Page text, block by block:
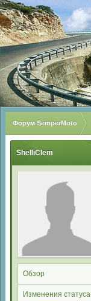
Форум SemperMoto
ShelliClem
Обзор
Изменения статуса